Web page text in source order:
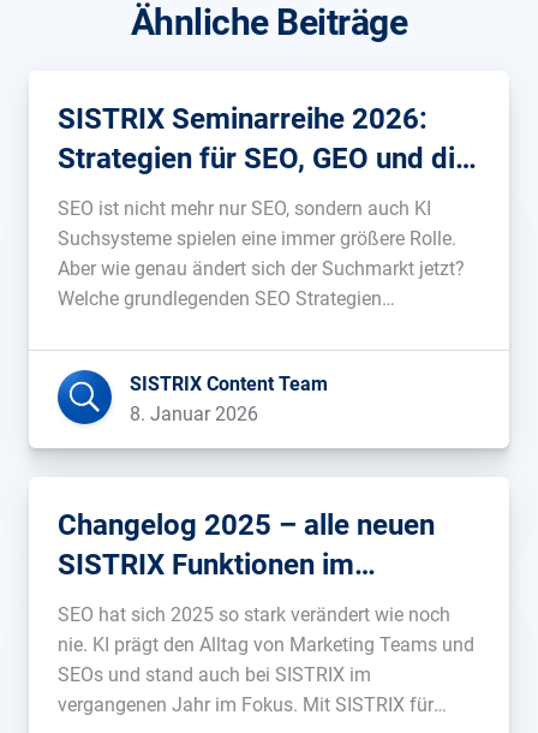
Ähnliche Beiträge
SISTRIX Seminarreihe 2026:
Strategien für SEO, GEO und die
Suche der Zukunft
SEO ist nicht mehr nur SEO, sondern auch KI
Suchsysteme spielen eine immer größere Rolle.
Aber wie genau ändert sich der Suchmarkt jetzt?
Welche grundlegenden SEO Strategien
einfach nur gutes SEO? Das und vieles mehr ist
Bestandteil der SISTRIX Seminarreihe 2026....
SISTRIX Content Team
8. Januar 2026
Changelog 2025 – alle neuen
SISTRIX Funktionen im
Überblick
SEO hat sich 2025 so stark verändert wie noch
nie. KI prägt den Alltag von Marketing Teams und
SEOs und stand auch bei SISTRIX im
vergangenen Jahr im Fokus. Mit SISTRIX für